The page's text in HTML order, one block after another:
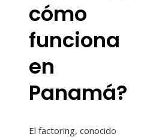
cómo
funciona
en
Panamá?
El factoring, conocido